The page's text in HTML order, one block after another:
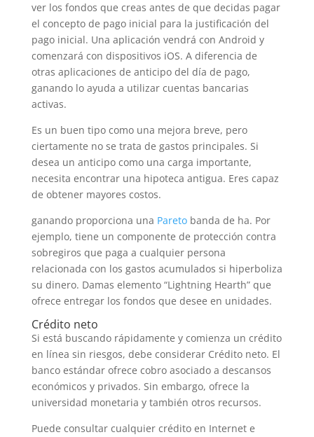
ver los fondos que creas antes de que decidas pagar
el concepto de pago inicial para la justificación del
pago inicial. Una aplicación vendrá con Android y
comenzará con dispositivos iOS. A diferencia de
otras aplicaciones de anticipo del día de pago,
ganando lo ayuda a utilizar cuentas bancarias
activas.
Es un buen tipo como una mejora breve, pero
ciertamente no se trata de gastos principales. Si
desea un anticipo como una carga importante,
necesita encontrar una hipoteca antigua. Eres capaz
de obtener mayores costos.
ganando proporciona una Paretobanda de ha. Por
ejemplo, tiene un componente de protección contra
sobregiros que paga a cualquier persona
relacionada con los gastos acumulados si hiperboliza
su dinero. Damas elemento “Lightning Hearth” que
ofrece entregar los fondos que desee en unidades.
Crédito neto
Si está buscando rápidamente y comienza un crédito
en línea sin riesgos, debe considerar Crédito neto. El
banco estándar ofrece cobro asociado a descansos
económicos y privados. Sin embargo, ofrece la
universidad monetaria y también otros recursos.
Puede consultar cualquier crédito en Internet e